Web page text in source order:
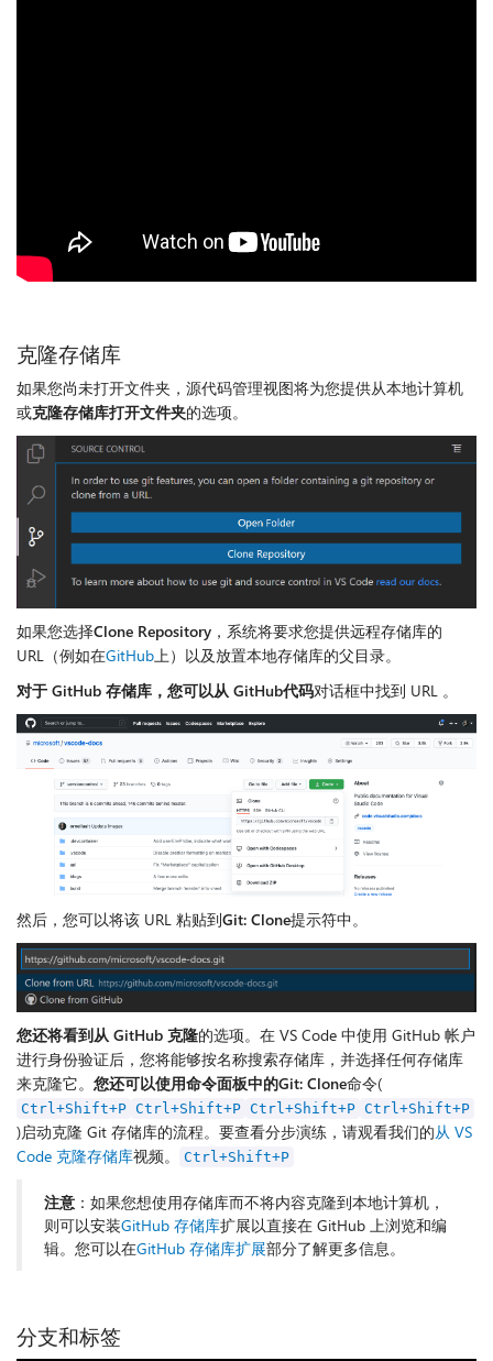
克隆存储库
如果您尚未打开文件夹，源代码管理视图将为您提供从本地计算机
或克隆存储库打开文件夹的选项。
如果您选择Clone Repository ，系统将要求您提供远程存储库的
URL（例如在GitHub上）以及放置本地存储库的父目录。
对于 GitHub 存储库，您可以从 GitHub代码对话框中找到 URL 。
然后，您可以将该 URL 粘贴到Git: Clone提示符中。
您还将看到从 GitHub 克隆的选项。在 VS Code 中使用 GitHub 帐户
进行身份验证后，您将能够按名称搜索存储库，并选择任何存储库
来克隆它。 您还可以使用命令面板中的Git: Clone命令(
Ctrl+Shift+P Ctrl+Shift+P Ctrl+Shift+P Ctrl+Shift+P
)启动克隆 Git 存储库的流程。要查看分步演练，请观看我们的从 VS
Code 克隆存储库视频。 Ctrl+Shift+P
注意 ：如果您想使用存储库而不将内容克隆到本地计算机，
则可以安装GitHub 存储库扩展以直接在 GitHub 上浏览和编
辑。您可以在GitHub 存储库扩展部分了解更多信息。
分支和标签